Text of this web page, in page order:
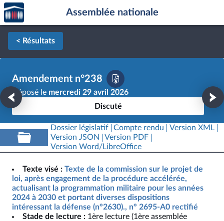
Aller au contenu
Aller en bas de la page
Accèder
à la
page
d'accueil
Assemblée nationale
< Résultats
Amendement n°238
Déposé le mercredi 29 avril 2026
Discuté
Dossier législatif Compte rendu
Version XML
Version JSON
Version PDF
Version Word/LibreOffice
Texte visé : Texte de la commission sur le projet de
loi, après engagement de la procédure accélérée,
actualisant la programmation militaire pour les années
2024 à 2030 et portant diverses dispositions
intéressant la défense (n°2630)., n° 2695-A0 rectifié
Stade de lecture : 1ère lecture (1ère assemblée